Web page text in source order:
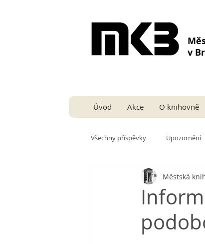
v
Úvod Akce O knihovně
Všechny příspěvky Upozornění
Městská